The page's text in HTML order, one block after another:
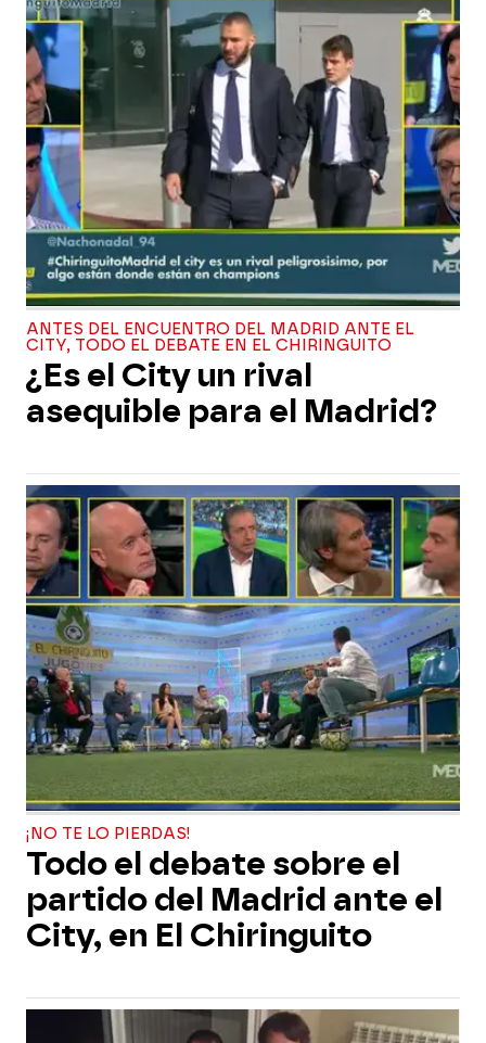
ANTES DEL ENCUENTRO DEL MADRID ANTE EL
CITY, TODO EL DEBATE EN EL CHIRINGUITO
¿Es el City un rival
asequible para el Madrid?
¡NO TE LO PIERDAS!
Todo el debate sobre el
partido del Madrid ante el
City, en El Chiringuito